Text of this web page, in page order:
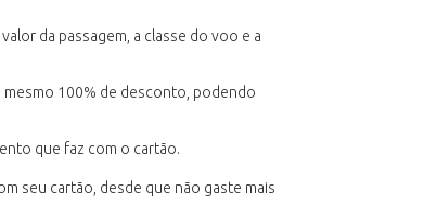
da passagem, a classe do voo e a
mesmo 100% de desconto, podendo
que faz com o cartão.
seu cartão, desde que não gaste mais